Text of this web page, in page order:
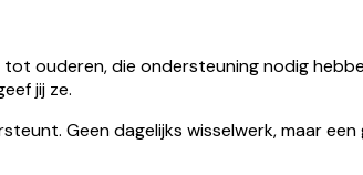
ouderen, die ondersteuning nodig
jij ze.
Geen dagelijks wisselwerk, maar